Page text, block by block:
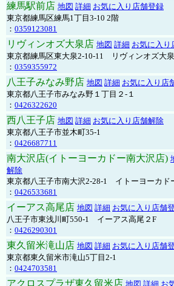
練馬駅前店 地図 詳細 お気に入り店舗登録
東京都練馬区練馬1丁目3-10 2階
： 0359123081
リヴィンオズ大泉店 地図 詳細 お気に入り
東京都練馬区東大泉2-10-11 リヴィンオズ大
： 0359355972
八王子みなみ野店 地図 詳細 お気に入り店
東京都八王子市みなみ野１丁目２-１
： 0426322620
西八王子店 地図 詳細 お気に入り店舗解除
東京都八王子市並木町35-1
： 0426687711
南大沢店(イトーヨーカドー南大沢店)
解除
東京都八王子市南大沢2-28-1 イトーヨーカド
： 0426533681
イーアス高尾店 地図 詳細 お気に入り店舗
八王子市東浅川町550-1 イーアス高尾２F
： 0426290301
東久留米滝山店 地図 詳細 お気に入り店舗
東京都東久留米市滝山5丁目2-1
： 0424703581
アクロスプラザ東久留米店 地図 詳細 お